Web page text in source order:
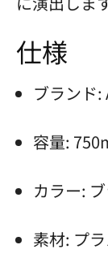
仕様
ブランド
容量:
カラー:
素材: プ